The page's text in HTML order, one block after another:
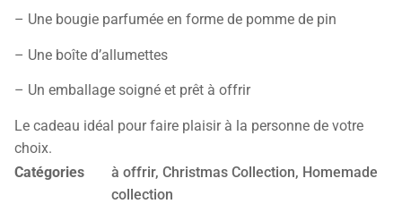
– Une bougie parfumée en forme de pomme de pin
– Une boîte d’allumettes
– Un emballage soigné et prêt à offrir
Le cadeau idéal pour faire plaisir à la personne de votre
choix.
Catégories
à offrir, Christmas Collection, Homemade
collection